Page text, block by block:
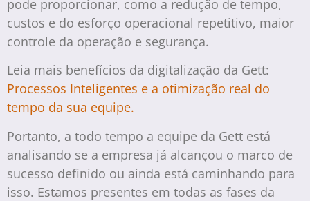
pode proporcionar, como a redução de tempo,
custos e do esforço operacional repetitivo, maior
controle da operação e segurança.
Leia mais benefícios da digitalização da Gett:
Processos Inteligentes e a otimização real do
tempo da sua equipe.
Portanto, a todo tempo a equipe da Gett está
analisando se a empresa já alcançou o marco de
sucesso definido ou ainda está caminhando para
isso. Estamos presentes em todas as fases da